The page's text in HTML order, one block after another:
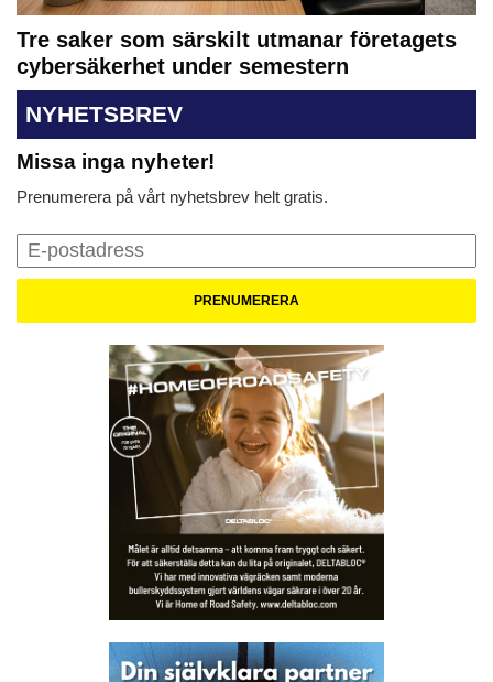
Tre saker som särskilt utmanar företagets
cybersäkerhet under semestern
NYHETSBREV
Missa inga nyheter!
Prenumerera på vårt nyhetsbrev helt gratis.